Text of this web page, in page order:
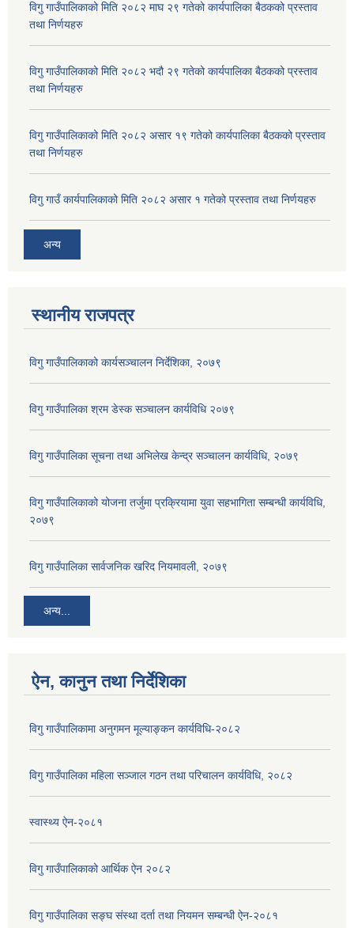
विगु गाउँपालिकाको मिति २०८२ माघ २९ गतेको कार्यपालिका बैठकको प्रस्ताव
तथा निर्णयहरु
विगु गाउँपालिकाको मिति २०८२ भदौ २९ गतेको कार्यपालिका बैठकको प्रस्ताव
तथा निर्णयहरु
विगु गाउँपालिकाको मिति २०८२ असार १९ गतेको कार्यपालिका बैठकको प्रस्ताव
तथा निर्णयहरु
विगु गाउँ कार्यपालिकाको मिति २०८२ असार १ गतेको प्रस्ताव तथा निर्णयहरु
अन्य
स्थानीय राजपत्र
विगु गाउँपालिकाको कार्यसञ्‍चालन निर्देशिका, २०७९
विगु गाउँपालिका श्रम डेस्क सञ्चालन कार्यविधि २०७९
विगु गाउँपालिका सूचना तथा अभिलेख केन्द्र सञ्चालन कार्यविधि, २०७९
विगु गाउँपालिकाको योजना तर्जुमा प्रक्रियामा युवा सहभागिता सम्बन्धी कार्यविधि,
२०७९
विगु गाउँपालिका सार्वजनिक खरिद नियमावली, २०७९
अन्य...
ऐन, कानुन तथा निर्देशिका
विगु गाउँपालिकामा अनुगमन मूल्याङ्कन कार्यविधि-२०८२
विगु गाउँपालिका महिला सञ्जाल गठन तथा परिचालन कार्यविधि, २०८२
स्वास्थ्य ऐन-२०८१
विगु गाउँपालिकाको आर्थिक ऐन २०८२
विगु गाउँपालिका सङ्घ संस्था दर्ता तथा नियमन सम्बन्धी ऐन-२०८१